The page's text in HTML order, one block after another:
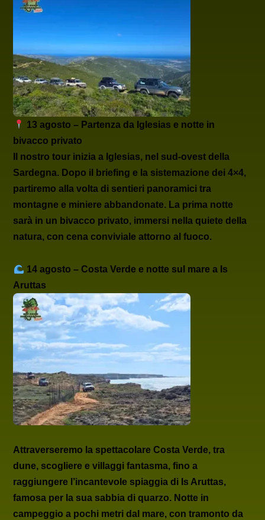
13 agosto – Partenza da Iglesias e notte in
bivacco privato
Il nostro tour inizia a Iglesias, nel sud-ovest della
Sardegna. Dopo il briefing e la sistemazione dei 4×4,
partiremo alla volta di sentieri panoramici tra
montagne e miniere abbandonate. La prima notte
sarà in un bivacco privato, immersi nella quiete della
natura, con cena conviviale attorno al fuoco.
14 agosto – Costa Verde e notte sul mare a Is
Aruttas
Attraverseremo la spettacolareCosta Verde, tra
dune, scogliere e villaggi fantasma, fino a
raggiungere l’incantevole spiaggia di Is Aruttas,
famosa per la sua sabbia di quarzo. Notte in
campeggio a pochi metri dal mare, con tramonto da